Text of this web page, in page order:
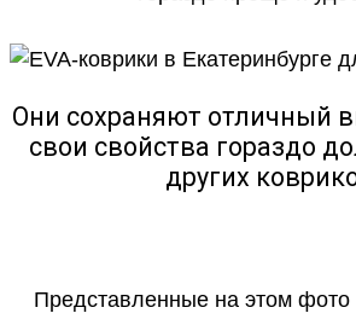
Они сохраняют отличный
свои свойства гораздо
других
Представленные на этом фото